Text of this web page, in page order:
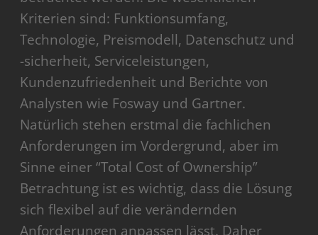
Kriterien sind: Funktionsumfang,
Technologie, Preismodell, Datenschutz und
-sicherheit, Serviceleistungen,
Kundenzufriedenheit und Berichte von
Analysten wie Fosway und Gartner.
Natürlich stehen erstmal die fachlichen
Anforderungen im Vordergrund, aber im
Sinne einer “Total Cost of Ownership”
Betrachtung ist es wichtig, dass die Lösung
sich flexibel auf die verändernden
Anforderungen anpassen lässt. Daher